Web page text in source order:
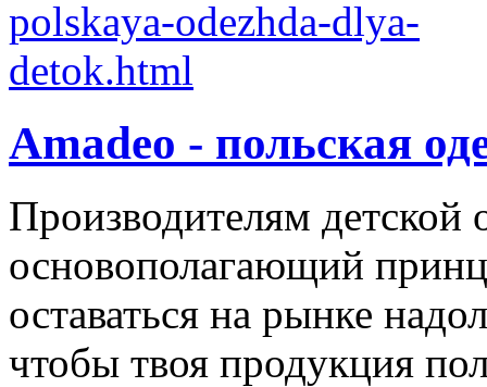
Amadeo - польская
Производителям детской
основополагающий
оставаться на рынке
чтобы твоя продукция